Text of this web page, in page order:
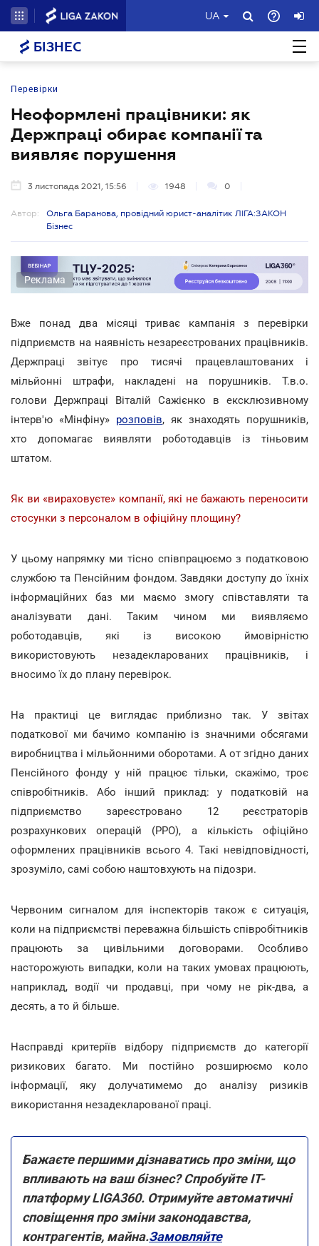
UA
БІЗНЕС
Перевірки
Неоформлені працівники: як
Держпраці обирає компанії та
виявляє порушення
3 листопада 2021, 15:56 1948 0
Автор:
Ольга Баранова, провідний юрист-аналітик ЛІГА:ЗАКОН
Бізнес
Реклама
Вже понад два місяці триває кампанія з перевірки
підприємств на наявність незареєстрованих працівників.
Держпраці звітує про тисячі працевлаштованих і
мільйонні штрафи, накладені на порушників. Т.в.о.
голови Держпраці Віталій Сажієнко в ексклюзивному
інтерв'ю «Мінфіну» розповів, як знаходять порушників,
хто допомагає виявляти роботодавців із тіньовим
штатом.
Як ви «вираховуєте» компанії, які не бажають переносити
стосунки з персоналом в офіційну площину?
У цьому напрямку ми тісно співпрацюємо з податковою
службою та Пенсійним фондом. Завдяки доступу до їхніх
інформаційних баз ми маємо змогу співставляти та
аналізувати дані. Таким чином ми виявляємо
роботодавців, які із високою ймовірністю
використовують незадекларованих працівників, і
вносимо їх до плану перевірок.
На практиці це виглядає приблизно так. У звітах
податкової ми бачимо компанію із значними обсягами
виробництва і мільйонними оборотами. А от згідно даних
Пенсійного фонду у ній працює тільки, скажімо, троє
співробітників. Або інший приклад: у податковій на
підприємство зареєстровано 12 реєстраторів
розрахункових операцій (РРО), а кількість офіційно
оформлених працівників всього 4. Такі невідповідності,
зрозуміло, самі собою наштовхують на підозри.
Червоним сигналом для інспекторів також є ситуація,
коли на підприємстві переважна більшість співробітників
працюють за цивільними договорами. Особливо
насторожують випадки, коли на таких умовах працюють,
наприклад, водії чи продавці, при чому не рік-два, а
десять, а то й більше.
Насправді критеріїв відбору підприємств до категорії
ризикових багато. Ми постійно розширюємо коло
інформації, яку долучатимемо до аналізу ризиків
використання незадекларованої праці.
Бажаєте першими дізнаватись про зміни, що
впливають на ваш бізнес? Спробуйте ІТ-
платформу LIGA360. Отримуйте автоматичні
сповіщення про зміни законодавства,
контрагентів, майна.Замовляйте